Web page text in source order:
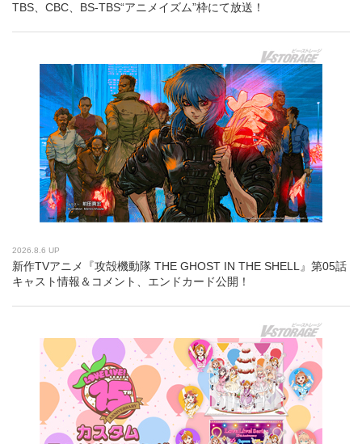
TBS、CBC、BS-TBS“アニメイズム”枠にて放送！
2026.8.6 UP
新作TVアニメ『攻殻機動隊 THE GHOST IN THE SHELL』第05話
キャスト情報＆コメント、エンドカード公開！